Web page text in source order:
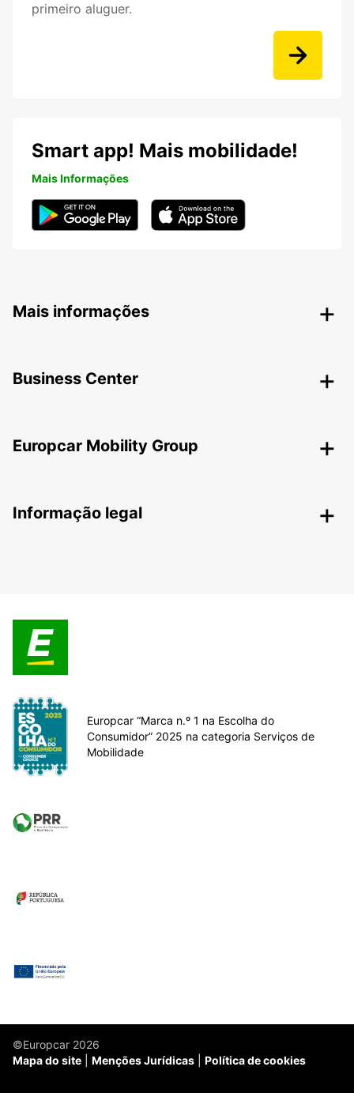
primeiro aluguer.
Smart app! Mais mobilidade!
Mais Informações
Mais informações
Business Center
Europcar Mobility Group
Informação legal
Europcar “Marca n.º 1 na Escolha do
Consumidor” 2025 na categoria Serviços de
Mobilidade
©Europcar 2026
Mapa do site
Menções Jurídicas Política de cookies